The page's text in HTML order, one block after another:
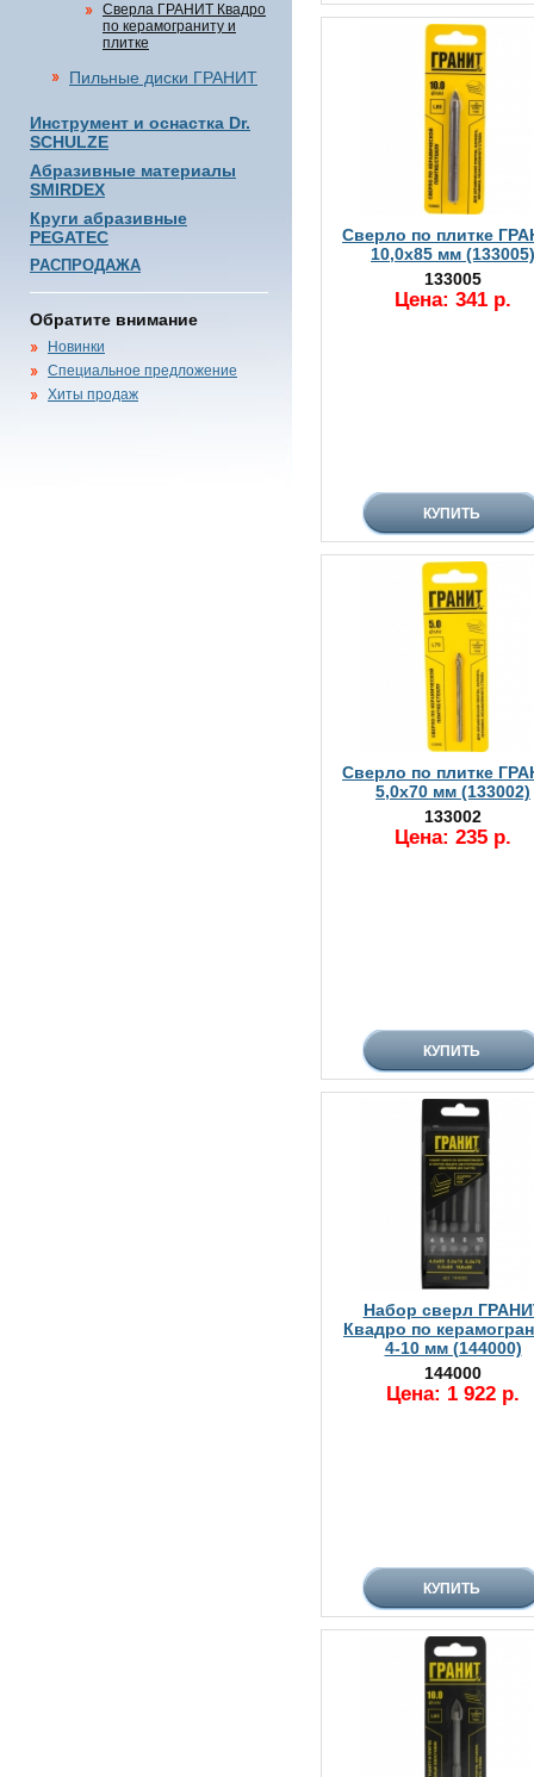
Сверла ГРАНИТ Квадро
по керамограниту и
плитке
Пильные диски ГРАНИТ
Инструмент и оснастка Dr.
SCHULZE
Абразивные материалы
SMIRDEX
Круги абразивные
PEGATEC
РАСПРОДАЖА
Обратите внимание
Новинки
Специальное предложение
Хиты продаж
Сверло по плитке
10,0х85 мм (133005)
133005
Цена: 341 р.
Сверло по плитке
5,0х70 мм (133002)
133002
Цена: 235 р.
Набор сверл
Квадро по
4-10 мм (144000)
144000
Цена: 1 922 р.